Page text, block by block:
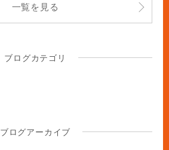
一覧を見る
ブログカテゴリ
ブログアーカイブ